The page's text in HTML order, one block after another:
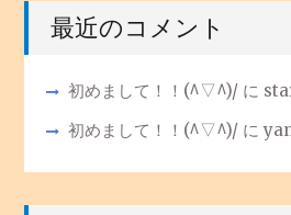
最近のコメント
初めまして！！(^▽^)/に
初めまして！！(^▽^)/に